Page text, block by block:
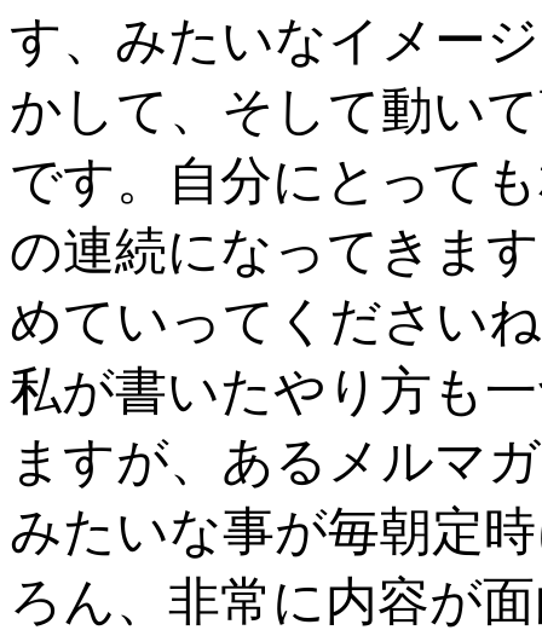
す、みたいなイメー
かして、そして動い
です。自分にとって
の連続になってきま
めていってください
私が書いたやり方も
ますが、あるメルマ
みたいな事が毎朝定
ろん、非常に内容が